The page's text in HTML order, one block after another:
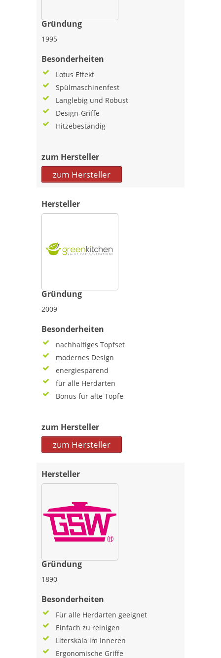
Gründung
1995
Besonderheiten
Lotus Effekt
Spülmaschinenfest
Langlebig und Robust
Design-Griffe
Hitzebeständig
zum Hersteller
zum Hersteller
Hersteller
Gründung
2009
Besonderheiten
nachhaltiges Topfset
modernes Design
energiesparend
für alle Herdarten
Bonus für alte Töpfe
zum Hersteller
zum Hersteller
Hersteller
Gründung
1890
Besonderheiten
Für alle Herdarten geeignet
Einfach zu reinigen
Literskala im Inneren
Ergonomische Griffe